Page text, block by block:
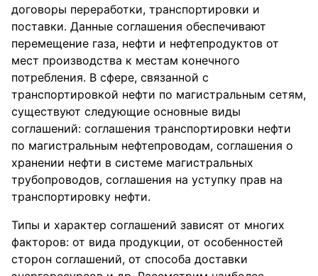
договоры переработки, транспортировки и
поставки. Данные соглашения обеспечивают
перемещение газа, нефти и нефтепродуктов от
мест производства к местам конечного
потребления. В сфере, связанной с
транспортировкой нефти по магистральным сетям,
существуют следующие основные виды
соглашений: соглашения транспортировки нефти
по магистральным нефтепроводам, соглашения о
хранении нефти в системе магистральных
трубопроводов, соглашения на уступку прав на
транспортировку нефти.
Типы и характер соглашений зависят от многих
факторов: от вида продукции, от особенностей
сторон соглашений, от способа доставки